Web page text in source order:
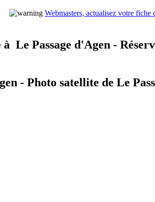
Webmasters, actualisez votre
à Le Passage d'Agen -
- Photo satellite de Le